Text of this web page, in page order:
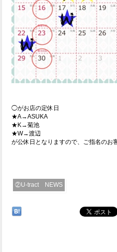
◯がお店の定休日
★A→ASUKA
★K→菊池
★W→渡辺
が公休日となりますので、ご指名のお
②U-tract NEWS